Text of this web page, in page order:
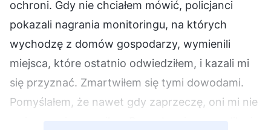
ochroni. Gdy nie chciałem mówić, policjanci
pokazali nagrania monitoringu, na których
wychodzę z domów gospodarzy, wymienili
miejsca, które ostatnio odwiedziłem, i kazali mi
się przyznać. Zmartwiłem się tymi dowodami.
Pomyślałem, że nawet gdy zaprzeczę, oni mi nie